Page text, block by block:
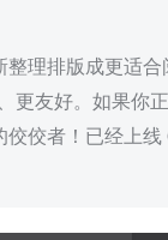
理排版成更适
更友好。如果你
佼者！已经上线